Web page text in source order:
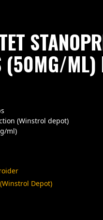
(50MG/ML)
(Winstrol depot)
ml)
Depot)